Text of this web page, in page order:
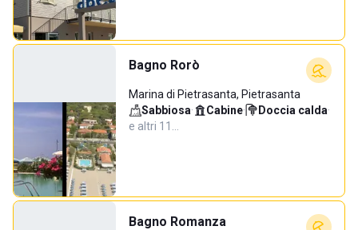
Bagno Rorò
Marina di Pietrasanta, Pietrasanta
Sabbiosa· Cabine· Doccia calda·
e altri 11…
Bagno Romanza